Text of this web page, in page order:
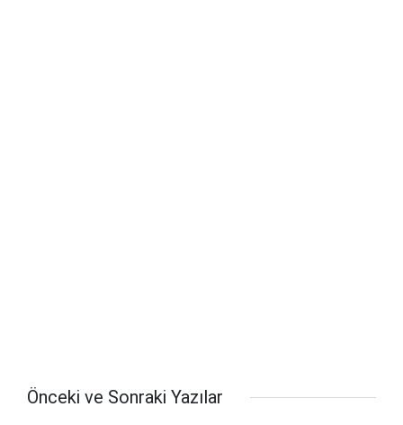
Önceki ve Sonraki Yazılar